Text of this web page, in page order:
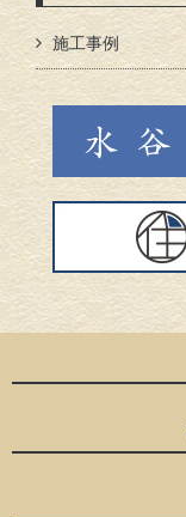
施工事例